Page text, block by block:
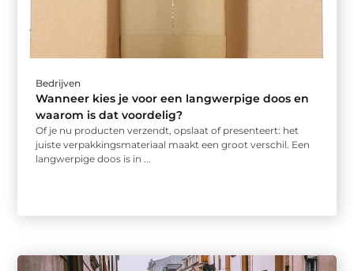
Bedrijven
Wanneer kies je voor een langwerpige doos en
waarom is dat voordelig?
Of je nu producten verzendt, opslaat of presenteert: het
juiste verpakkingsmateriaal maakt een groot verschil. Een
langwerpige doos is in ...